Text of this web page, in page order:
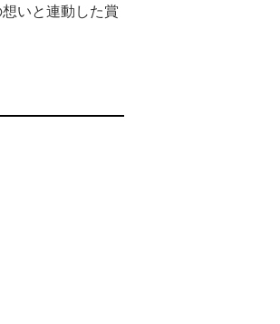
いと連動した賞